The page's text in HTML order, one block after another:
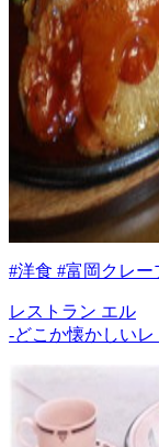
#洋食 #富岡クレー
レストラン エル
-どこか懐かしい